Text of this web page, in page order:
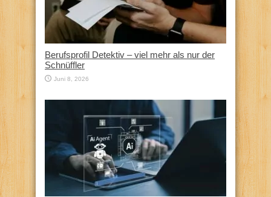
Berufsprofil Detektiv – viel mehr als nur der
Schnüffler
Juni 8, 2026